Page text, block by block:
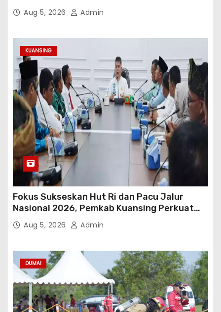
Sekolah Rakyat Kuansing
Aug 5, 2026 Admin
KUANSING
Fokus Sukseskan Hut Ri dan Pacu Jalur
Nasional 2026, Pemkab Kuansing Perkuat
Sinergi Antarwilayah
Aug 5, 2026 Admin
DUMAI